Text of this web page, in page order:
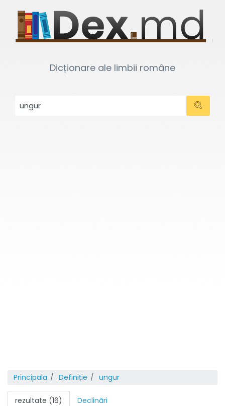
Dicționare ale limbii române
Principala Definiție ungur
rezultate (16) Declinări